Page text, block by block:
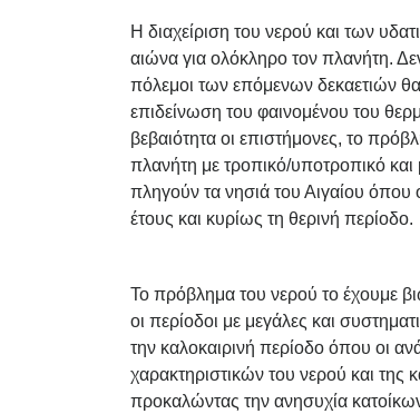
Η διαχείριση του νερού και των
αιώνα για ολόκληρο τον πλανήτη.
πόλεμοι των επόμενων δεκαετιών
επιδείνωση του φαινομένου του
βεβαιότητα οι επιστήμονες, το
πλανήτη με τροπικό/υποτροπικό και
πληγούν τα νησιά του Αιγαίου όπου
έτους και κυρίως τη θερινή περίοδο.
Το πρόβλημα του νερού το έχουμε
οι περίοδοι με μεγάλες και
την καλοκαιρινή περίοδο όπου οι
χαρακτηριστικών του νερού και της
προκαλώντας την ανησυχία